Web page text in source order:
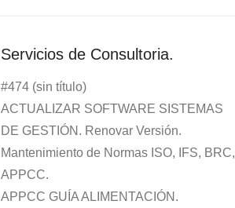
Servicios de Consultoria.
#474 (sin título)
ACTUALIZAR SOFTWARE SISTEMAS
DE GESTIÓN. Renovar Versión.
Mantenimiento de Normas ISO, IFS, BRC,
APPCC.
APPCC GUÍA ALIMENTACIÓN.